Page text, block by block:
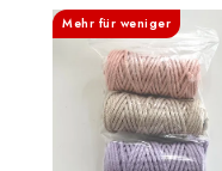
Mehr für weniger